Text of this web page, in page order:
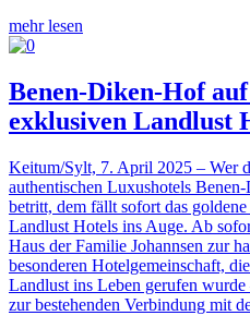
mehr lesen
Benen-Diken-Hof
exklusiven Landlust
Keitum/Sylt, 7. April 2025 – Wer
authentischen Luxushotels
betritt, dem fällt sofort das
Landlust Hotels ins Auge. Ab
Haus der Familie Johannsen zur
besonderen Hotelgemeinschaft,
Landlust ins Leben gerufen
zur bestehenden Verbindung mit